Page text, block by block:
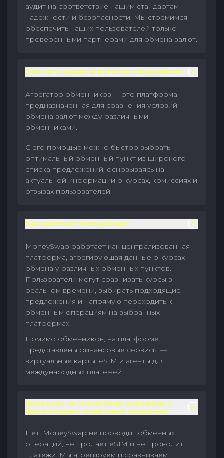
аудит на соответствие нашим стандартам
надежности и безопасности. Мы стремимся
обеспечить наших пользователей только
проверенными партнерами для обмена валют.
Для чего нужен агрегатор обменников?
Агрегатор обменников — это платформа,
предназначенная для сравнения условий
обмена валют между различными
обменниками.
С его помощью можно быстро выбрать
оптимальный обменный пункт из широкого
списка предложений, основываясь на
актуальной информации о курсах, комиссиях и
отзывах пользователей.
Как работает MoneySwap?
MoneySwap работает как централизованная
платформа, агрегирующая данные о курсах
обмена у различных обменных пунктов.
Пользователи могут сравнивать курсы в
реальном времени, выбирать подходящие
предложения и напрямую переходить к
обменным операциям на выбранных
платформах.
Помимо обменников, на платформе
представлены финансовые сервисы —
виртуальные карты, eSIM и агенты для
международных платежей.
Проводит ли MoneySwap операции с
финансовыми сервисами напрямую?
Нет. MoneySwap не проводит обменных
операций, не продаёт eSIM и не проводит
платежи. Мы агрегируем и сравниваем